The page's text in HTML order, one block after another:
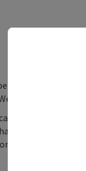
The ideal
recommend
get information
with its park
the main road.